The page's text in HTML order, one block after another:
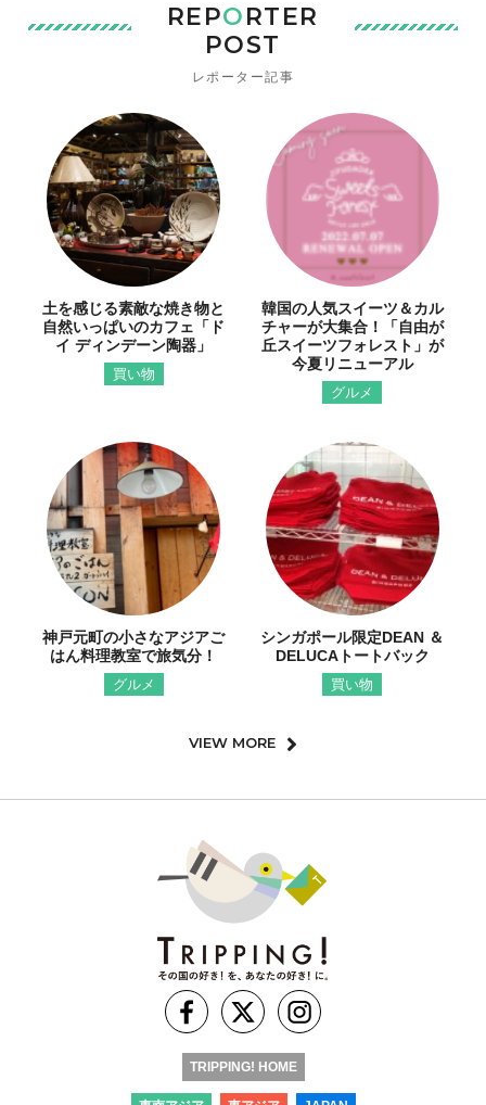
REPORTER
POST
レポーター記事
土を感じる素敵な焼き物と
自然いっぱいのカフェ「ド
イ ディンデーン陶器」
買い物
韓国の人気スイーツ＆カル
チャーが大集合！「自由が
丘スイーツフォレスト」が
今夏リニューアル
グルメ
神戸元町の小さなアジアご
はん料理教室で旅気分！
グルメ
シンガポール限定DEAN ＆
DELUCAトートバック
買い物
VIEW MORE
TRIPPING! HOME